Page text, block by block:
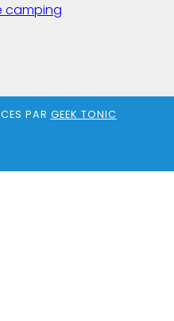
camping
PAR GEEK TONIC